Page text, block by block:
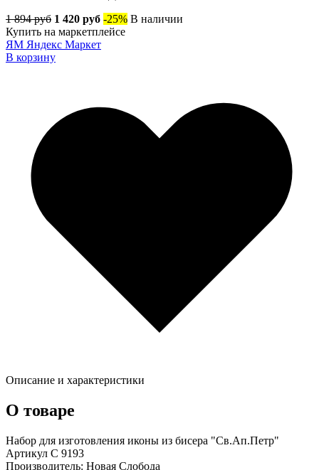
1 894 руб 1 420 руб -25% В наличии
Купить на маркетплейсе
ЯМ Яндекс Маркет
В корзину
Описание и характеристики
О товаре
Набор для изготовления иконы из бисера "Св.Ап.Петр"
Артикул С 9193
Производитель: Новая Слобода